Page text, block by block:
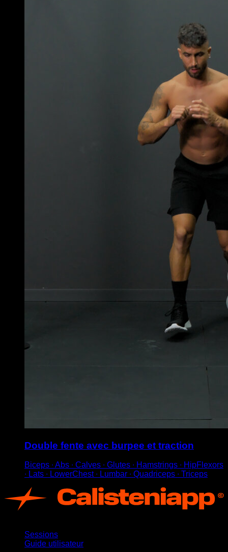
Double fente avec burpee et traction
Biceps ∙ Abs ∙ Calves ∙ Glutes ∙ Hamstrings ∙ HipFlexors
∙ Lats ∙ LowerChest ∙ Lumbar ∙ Quadriceps ∙ Triceps
Sessions
Guide utilisateur